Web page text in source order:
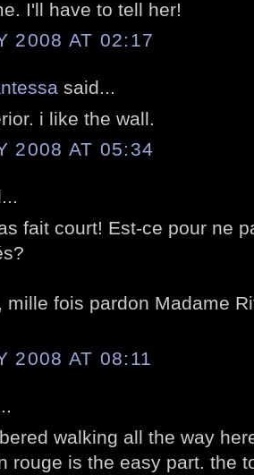
I'll have to tell her!
2008 AT 02:17
said...
i like the wall.
2008 AT 05:34
fait court! Est-ce pour ne
mille fois pardon Madame
2008 AT 08:11
walking all the way
rouge is the easy part. the